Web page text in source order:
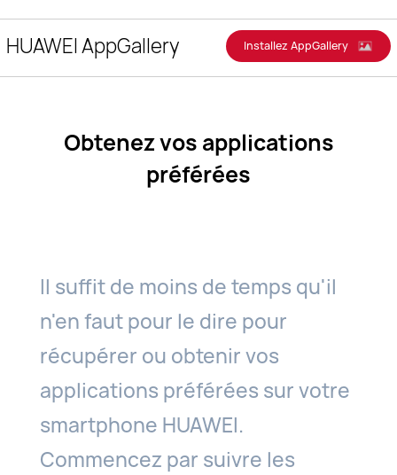
HUAWEI
AppGallery
Favourite
le
HUAWEI AppGallery Installez AppGallery
Obtenez vos applications
préférées
Il suffit de moins de temps qu'il
n'en faut pour le dire pour
récupérer ou obtenir vos
applications préférées sur votre
smartphone HUAWEI.
Commencez par suivre les